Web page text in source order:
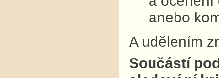
anebo
A udělením
Součástí